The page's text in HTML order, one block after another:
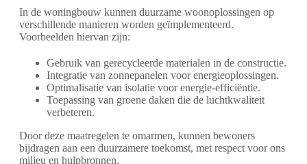
In de woningbouw kunnen duurzame woonoplossingen op
verschillende manieren worden geïmplementeerd.
Voorbeelden hiervan zijn:
Gebruik van gerecycleerde materialen in de constructie.
Integratie van zonnepanelen voor energieoplossingen.
Optimalisatie van isolatie voor energie-efficiëntie.
Toepassing van groene daken die de luchtkwaliteit
verbeteren.
Door deze maatregelen te omarmen, kunnen bewoners
bijdragen aan een duurzamere toekomst, met respect voor ons
milieu en hulpbronnen.